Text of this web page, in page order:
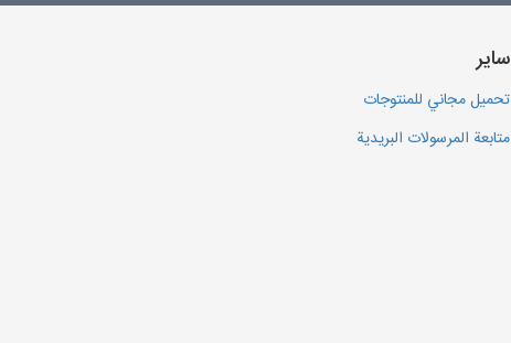
سایر
تحميل مجاني للمنتوجات
متابعة المرسولات البريدية